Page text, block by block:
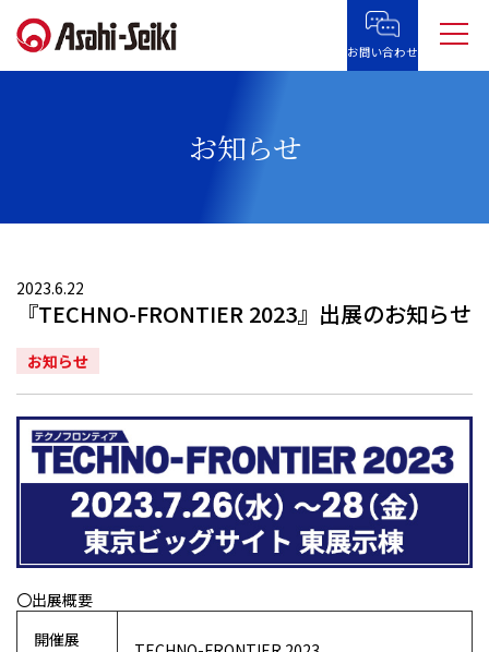
お問い合わせ
お知らせ
2023.6.22
『TECHNO-FRONTIER 2023』出展のお知らせ
お知らせ
〇出展概要
開催展